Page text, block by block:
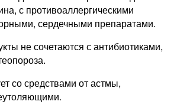
с противоаллергическими
сердечными препаратами.
не сочетаются с антибиотиками,
со средствами от астмы,